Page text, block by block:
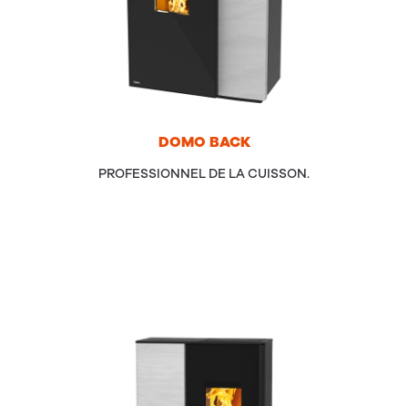
DOMO BACK
PROFESSIONNEL DE LA CUISSON.